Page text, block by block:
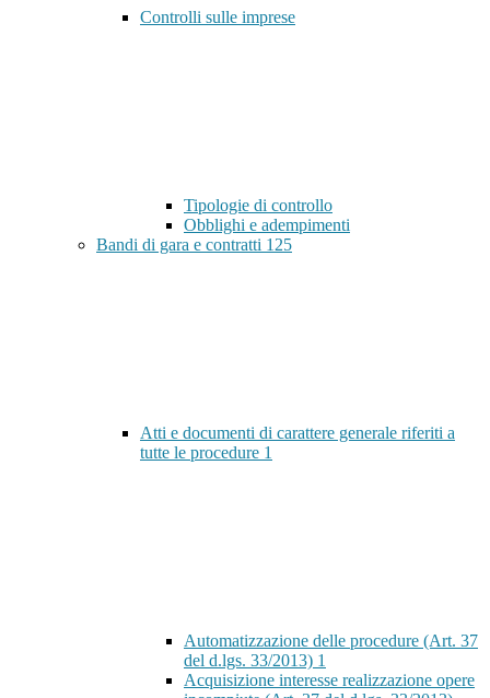
Controlli sulle imprese
Tipologie di controllo
Obblighi e adempimenti
Bandi di gara e contratti 125
Atti e documenti di carattere generale riferiti a
tutte le procedure 1
Automatizzazione delle procedure (Art. 37
del d.lgs. 33/2013) 1
Acquisizione interesse realizzazione opere